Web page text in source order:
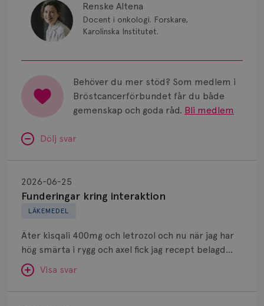
Renske Altena
Docent i onkologi. Forskare,
Karolinska Institutet.
Behöver du mer stöd? Som medlem i
Bröstcancerförbundet får du både
gemenskap och goda råd. Bli medlem
Dölj svar
LÄKEMEDEL
Funderingar kring interaktion
2026-06-25
Äter kisqali 400mg och letrozol och nu när jag har
hög smärta i rygg och axel fick jag recept belagd
naproxen 500mg som jag ska ta 2gånger om dagen.
Kan jag kombinera dessa mediciner?
Visa svar
kring
interaktion